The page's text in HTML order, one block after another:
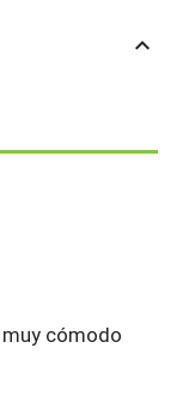
keyboard_arrow_up
cómodo